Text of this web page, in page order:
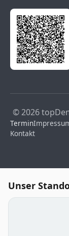
© 2026
Termin
Kontakt
Unser